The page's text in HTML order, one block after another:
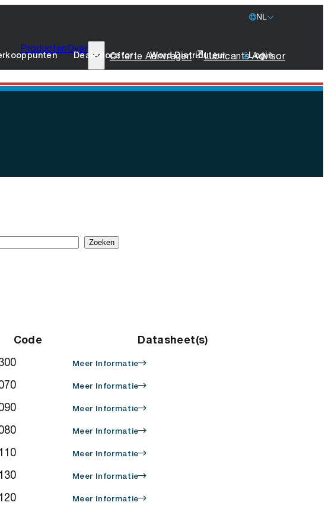
NL
ProductenOver77 Lubricants
Duurzaamheid
Stichting leeuw
Offerte Aanvragen Lubricants Advisor
Dealerlocator Word Distributeur Login
Zoeken
Code
Datasheet(s)
Meer Informatie
Meer Informatie
Meer Informatie
Meer Informatie
Meer Informatie
Meer Informatie
Meer Informatie